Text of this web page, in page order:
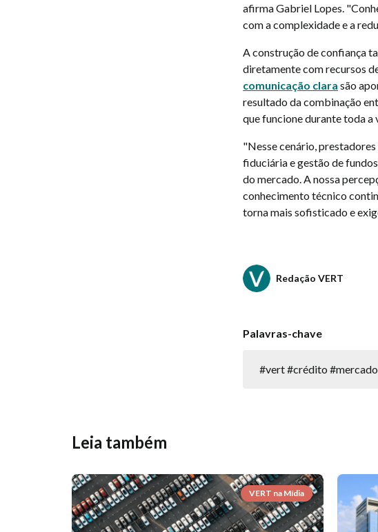
afirma Gabriel Lopes.
com a complexidade e a
A construção de confiança
diretamente com recursos
comunicação clara são
resultado da combinação
que funcione durante toda a
"Nesse cenário,
fiduciária e gestão de
do mercado. A nossa
conhecimento técnico
torna mais sofisticado e
Redação VERT
Palavras-chave
#vert #crédito
Leia também
VERT na Mídia